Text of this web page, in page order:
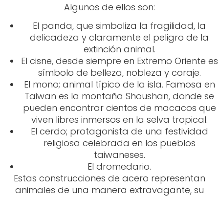
Algunos de ellos son:
El panda, que simboliza la fragilidad, la
delicadeza y claramente el peligro de la
extinción animal.
El cisne, desde siempre en Extremo Oriente es
símbolo de belleza, nobleza y coraje.
El mono; animal típico de la isla. Famosa en
Taiwan es la montaña Shoushan, donde se
pueden encontrar cientos de macacos que
viven libres inmersos en la selva tropical.
El cerdo; protagonista de una festividad
religiosa celebrada en los pueblos
taiwaneses.
El dromedario.
Estas construcciones de acero representan
animales de una manera extravagante, su